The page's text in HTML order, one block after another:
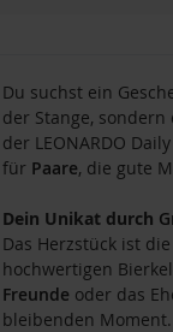
Du suchst ein
der Stange,
der LEONARDO
für Paare, die gute
Dein Unikat durch
Das Herzstück ist die
hochwertigen
Freunde oder das
bleibenden Moment.